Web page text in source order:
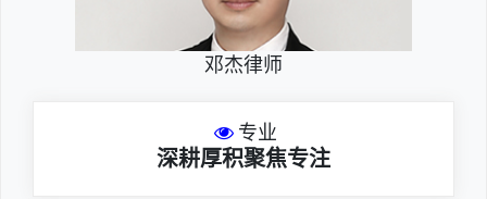
邓杰律师
专业
深耕厚积聚焦专注